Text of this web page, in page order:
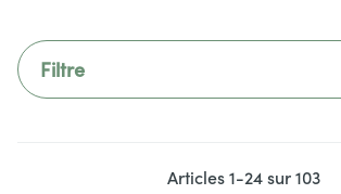
Filtre
Articles1-24sur103